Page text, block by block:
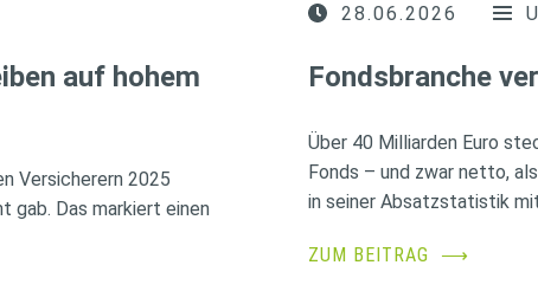
auf hohem
Versicherern 2025
gab. Das markiert einen
28.06.2026
Fondsbranche
Über 40 Milliarden Euro
Fonds – und zwar netto,
in seiner Absatzstatistik
ZUM BEITRAG ⟶